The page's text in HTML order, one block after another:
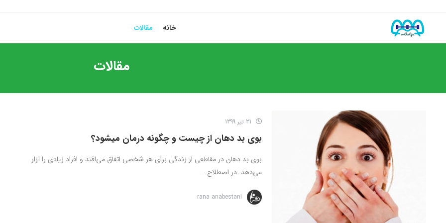
خانه مقالات
مقالات
بوی بد دهان از چیست و چگونه درمان میشود؟
بوی بد دهان در مقاطعی از زندگی برای هر شخصی اتفاق می‌افتد و افراد زیادی را آزار
می‌دهد. در اصطلاح ...
rana anabestani